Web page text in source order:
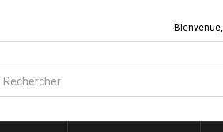
Bienvenue,